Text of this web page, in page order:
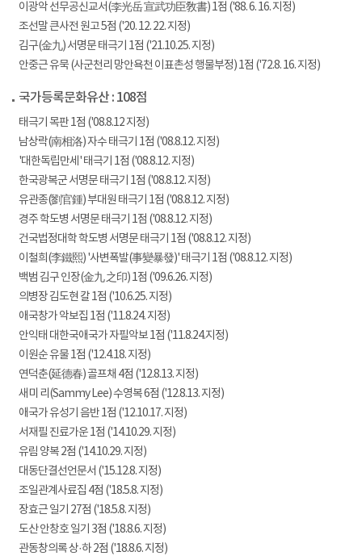
이광악 선무공신교서(李光岳 宣武功臣敎書) 1점 ('88. 6. 16. 지정)
조선말 큰사전 원고 5점 ('20. 12. 22. 지정)
김구(金九) 서명문 태극기 1점 ('21.10.25. 지정)
안중근 유묵 (사군천리 망안욕천 이표촌성 행물부정) 1점 ('72.8. 16. 지정)
국가등록문화유산 : 108점
태극기 목판 1점 ('08.8.12 지정)
남상락(南相洛) 자수 태극기 1점 ('08.8.12. 지정)
'대한독립만세' 태극기 1점 ('08.8.12. 지정)
한국광복군 서명문 태극기 1점 ('08.8.12. 지정)
유관종(劉官鍾) 부대원 태극기 1점 ('08.8.12. 지정)
경주 학도병 서명문 태극기 1점 ('08.8.12. 지정)
건국법정대학 학도병 서명문 태극기 1점 ('08.8.12. 지정)
이철희(李鐵熙) '사변폭발(事變暴發)' 태극기 1점 ('08.8.12. 지정)
백범 김구 인장(金九 之印) 1점 ('09.6.26. 지정)
의병장 김도현 칼 1점 ('10.6.25. 지정)
애국창가 악보집 1점 ('11.8.24. 지정)
안익태 대한국애국가 자필악보 1점 ('11.8.24.지정)
이원순 유물 1점 ('12.4.18. 지정)
연덕춘(延德春) 골프채 4점 ('12.8.13. 지정)
새미 리(Sammy Lee) 수영복 6점 ('12.8.13. 지정)
애국가 유성기 음반 1점 ('12.10.17. 지정)
서재필 진료가운 1점 ('14.10.29. 지정)
유림 양복 2점 ('14.10.29. 지정)
대동단결선언문서 ('15.12.8. 지정)
조일관계사료집 4점 ('18.5.8. 지정)
장효근 일기 27점 ('18.5.8. 지정)
도산 안창호 일기 3점 ('18.8.6. 지정)
관동창의록 상·하 2점 ('18.8.6. 지정)